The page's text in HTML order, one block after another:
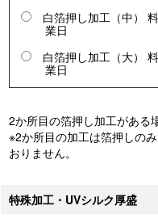
白箔押し加工（中）
業日
白箔押し加工（大）
業日
2か所目の箔押し加工がある
※2か所目の加工は箔押しの
おりません。
特殊加工・UVシルク厚盛